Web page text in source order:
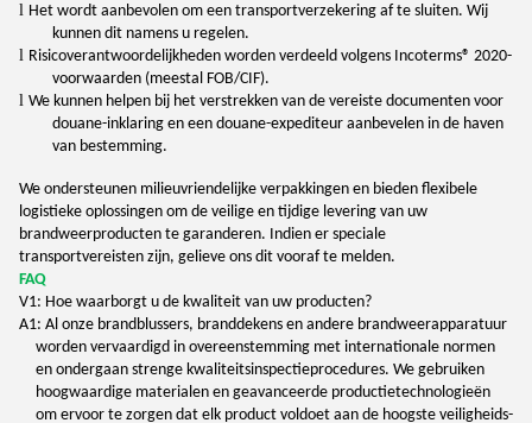
l Het wordt aanbevolen om een transportverzekering af te sluiten. Wij
kunnen dit namens u regelen.
l Risicoverantwoordelijkheden worden verdeeld volgens Incoterms® 2020-
voorwaarden (meestal FOB/CIF).
l We kunnen helpen bij het verstrekken van de vereiste documenten voor
douane-inklaring en een douane-expediteur aanbevelen in de haven
van bestemming.
We ondersteunen milieuvriendelijke verpakkingen en bieden flexibele
logistieke oplossingen om de veilige en tijdige levering van uw
brandweerproducten te garanderen. Indien er speciale
transportvereisten zijn, gelieve ons dit vooraf te melden.
FAQ
V1: Hoe waarborgt u de kwaliteit van uw producten?
A1: Al onze brandblussers, branddekens en andere brandweerapparatuur
worden vervaardigd in overeenstemming met internationale normen
en ondergaan strenge kwaliteitsinspectieprocedures. We gebruiken
hoogwaardige materialen en geavanceerde productietechnologieën
om ervoor te zorgen dat elk product voldoet aan de hoogste veiligheids-